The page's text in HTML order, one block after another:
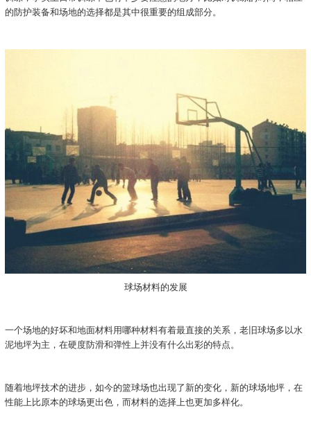
的防护装备和场地的选择都是其中很重要的组成部分。
球场材料的发展
一个场地的好坏和地面材料用哪种材料有着最直接的关系，老旧球场多以水
泥地坪为主，在硬度防滑和弹性上并没有什么出彩的特点。
随着地坪技术的进步，如今的篮球场也出现了新的变化，新的球场地坪，在
性能上比原本的球场更出色，而材料的选择上也更加多样化。